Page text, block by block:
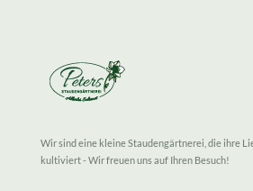
Wir sind eine kleine Staudengärtnerei, die ihre
kultiviert - Wir freuen uns auf Ihren Besuch!